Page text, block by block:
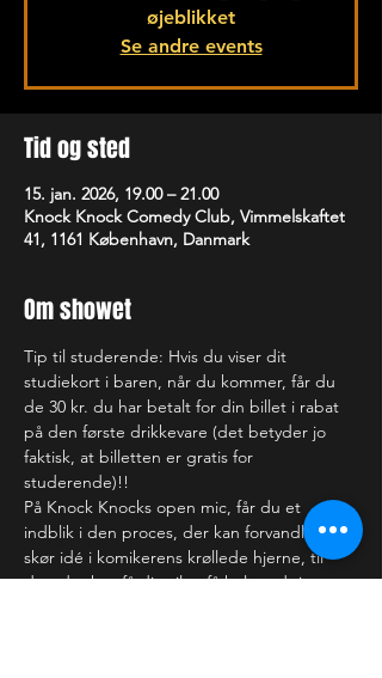
øjeblikket
Se andre events
Tid og sted
15. jan. 2026, 19.00 – 21.00
Knock Knock Comedy Club, Vimmelskaftet
41, 1161 København, Danmark
Om showet
Tip til studerende: Hvis du viser dit
studiekort i baren, når du kommer, får du
de 30 kr. du har betalt for din billet i rabat
på den første drikkevare (det betyder jo
faktisk, at billetten er gratis for
studerende)!!
På Knock Knocks open mic, får du et
indblik i den proces, der kan forvandle en
skør idé i komikerens krøllede hjerne, til
det, der kan få dig til at få helt ondt i